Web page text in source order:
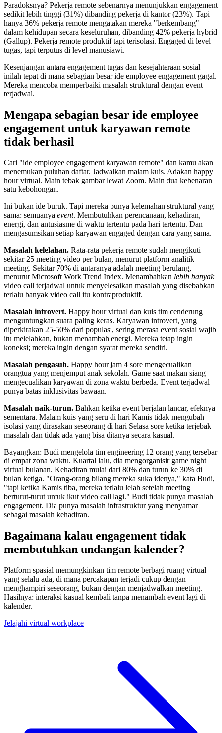
Paradoksnya? Pekerja remote sebenarnya menunjukkan engagement
sedikit lebih tinggi (31%) dibanding pekerja di kantor (23%). Tapi
hanya 36% pekerja remote mengatakan mereka "berkembang"
dalam kehidupan secara keseluruhan, dibanding 42% pekerja hybrid
(Gallup). Pekerja remote produktif tapi terisolasi. Engaged di level
tugas, tapi terputus di level manusiawi.
Kesenjangan antara engagement tugas dan kesejahteraan sosial
inilah tepat di mana sebagian besar ide employee engagement gagal.
Mereka mencoba memperbaiki masalah struktural dengan event
terjadwal.
Mengapa sebagian besar ide employee
engagement untuk karyawan remote
tidak berhasil
Cari "ide employee engagement karyawan remote" dan kamu akan
menemukan puluhan daftar. Jadwalkan malam kuis. Adakan happy
hour virtual. Main tebak gambar lewat Zoom. Main dua kebenaran
satu kebohongan.
Ini bukan ide buruk. Tapi mereka punya kelemahan struktural yang
sama: semuanya event. Membutuhkan perencanaan, kehadiran,
energi, dan antusiasme di waktu tertentu pada hari tertentu. Dan
mengasumsikan setiap karyawan engaged dengan cara yang sama.
Masalah kelelahan. Rata-rata pekerja remote sudah mengikuti
sekitar 25 meeting video per bulan, menurut platform analitik
meeting. Sekitar 70% di antaranya adalah meeting berulang,
menurut Microsoft Work Trend Index. Menambahkan lebih banyak
video call terjadwal untuk menyelesaikan masalah yang disebabkan
terlalu banyak video call itu kontraproduktif.
Masalah introvert. Happy hour virtual dan kuis tim cenderung
menguntungkan suara paling keras. Karyawan introvert, yang
diperkirakan 25-50% dari populasi, sering merasa event sosial wajib
itu melelahkan, bukan menambah energi. Mereka tetap ingin
koneksi; mereka ingin dengan syarat mereka sendiri.
Masalah pengasuh. Happy hour jam 4 sore mengecualikan
orangtua yang menjemput anak sekolah. Game saat makan siang
mengecualikan karyawan di zona waktu berbeda. Event terjadwal
punya batas inklusivitas bawaan.
Masalah naik-turun. Bahkan ketika event berjalan lancar, efeknya
sementara. Malam kuis yang seru di hari Kamis tidak mengubah
isolasi yang dirasakan seseorang di hari Selasa sore ketika terjebak
masalah dan tidak ada yang bisa ditanya secara kasual.
Bayangkan: Budi mengelola tim engineering 12 orang yang tersebar
di empat zona waktu. Kuartal lalu, dia mengorganisir game night
virtual bulanan. Kehadiran mulai dari 80% dan turun ke 30% di
bulan ketiga. "Orang-orang bilang mereka suka idenya," kata Budi,
"tapi ketika Kamis tiba, mereka terlalu lelah setelah meeting
berturut-turut untuk ikut video call lagi." Budi tidak punya masalah
engagement. Dia punya masalah infrastruktur yang menyamar
sebagai masalah kehadiran.
Bagaimana kalau engagement tidak
membutuhkan undangan kalender?
Platform spasial memungkinkan tim remote berbagi ruang virtual
yang selalu ada, di mana percakapan terjadi cukup dengan
menghampiri seseorang, bukan dengan menjadwalkan meeting.
Hasilnya: interaksi kasual kembali tanpa menambah event lagi di
kalender.
Jelajahi virtual workplace